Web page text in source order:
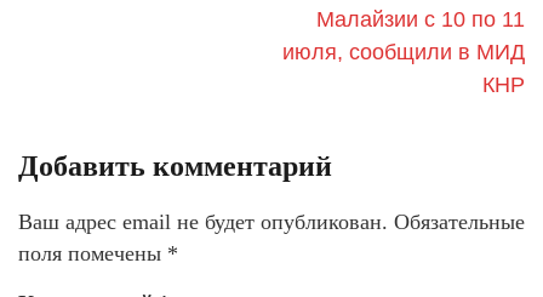
Малайзии с 10 по 11
июля, сообщили в МИД
КНР
Добавить комментарий
Ваш адрес email не будет опубликован. Обязательные
поля помечены *